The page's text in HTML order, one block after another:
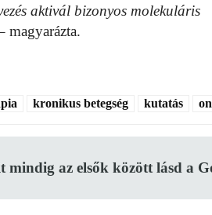
aktivál bizonyos molekuláris
magyarázta.
kronikus betegség kutatás
az elsők között lásd a